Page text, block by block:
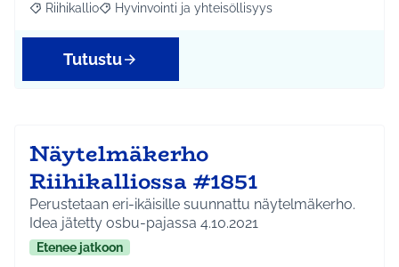
Rajaa tulokset aihepiirin mukaan: Riihikallio
Riihikallio Rajaa tulokset teeman mukaan: Hyvinvointi ja
Hyvinvointi ja yhteisöllisyys
Tutustu
Näytelmäkerho
Riihikalliossa #1851
Perustetaan eri-ikäisille suunnattu näytelmäkerho.
Idea jätetty osbu-pajassa 4.10.2021
Etenee jatkoon